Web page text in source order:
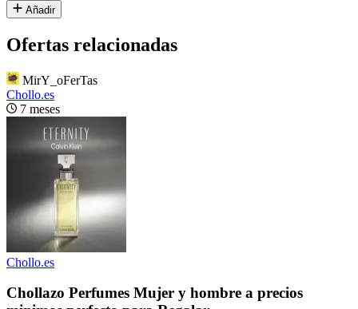
Añadir
Ofertas relacionadas
MirY_oFerTas
Chollo.es
7 meses
Chollo.es
Chollazo Perfumes Mujer y hombre a precios